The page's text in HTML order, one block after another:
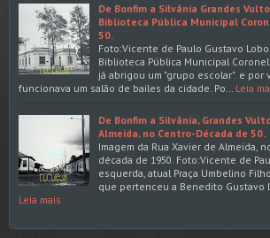
De Bonfim a Silvânia Grandes
Biblioteca Pública Municipal
50.
Foto:Vicente de Paulo Gustavo
Biblioteca Pública Municipal
já abrigou um "grupo escolar". e por
funcionava um salão de bailes da cidade. Po…
Leia
De Bonfim a Silvânia, Grandes
Almeida, no Centro-Década de 50.
Imagem da Rua Xavier de Almeida,
década de 1950. Foto:Vicente de
esquerda, atual Praça Umbelino
que pertenceu a Benedito Gustavo
Leia mais